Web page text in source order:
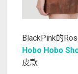
BlackPink的
Hobo Hobo
皮款